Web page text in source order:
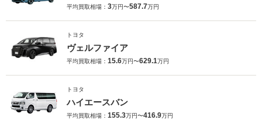
平均買取相場： 3万円〜587.7万円
トヨタ
ヴェルファイア
平均買取相場： 15.6万円〜629.1万円
トヨタ
ハイエースバン
平均買取相場： 155.3万円〜416.9万円